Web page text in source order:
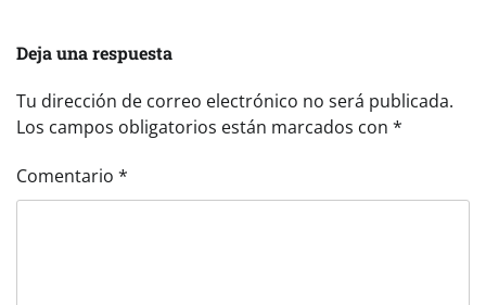
Deja una respuesta
Tu dirección de correo electrónico no será publicada.
Los campos obligatorios están marcados con *
Comentario *